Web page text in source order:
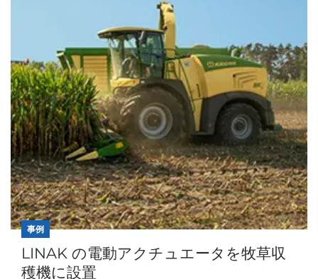
事例
LINAK の電動アクチュエータを牧草収
穫機に設置